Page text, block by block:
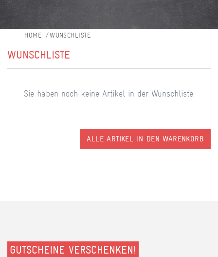
WUNSCHLISTE
WUNSCHLISTE
Sie haben noch keine Artikel in der Wunschliste.
ALLE ARTIKEL IN DEN WARENKORB
GUTSCHEINE VERSCHENKEN!